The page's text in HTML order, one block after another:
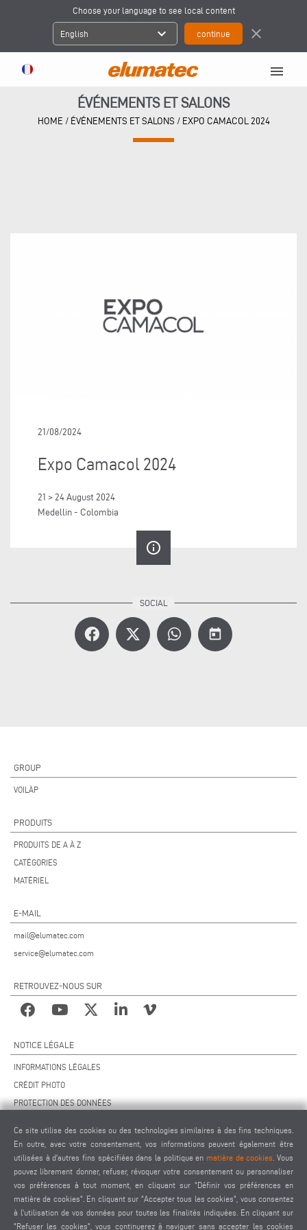
Choose your language to see local content
English expand_more close
menu
ÉVÉNEMENTS ET SALONS
HOME / ÉVÉNEMENTS ET SALONS / EXPO CAMACOL 2024
21/08/2024
Expo Camacol 2024
21 > 24 August 2024
Medellin - Colombia
info_outline
today
GROUP
VOILÀP
PRODUITS
PRODUITS DE A À Z
CATÉGORIES
MATÉRIEL
E-MAIL
mail@elumatec.com
service@elumatec.com
RETROUVEZ-NOUS SUR
NOTICE LÉGALE
INFORMATIONS LÉGALES
CRÉDIT PHOTO
PROTECTION DES DONNÉES
ACCORD DE TÉLÉMAINTENANCE
PARAMÈTRES DES COOKIES
CODE DE CONDUITE DES FOURNISSEURS
Ce site utilise des cookies ou des technologies similaires à des fins techniques.
En outre, avec votre consentement, vos informations peuvent également être
utilisées à d'autres fins spécifiées dans la politique en matière de cookies . Vous
pouvez librement donner, refuser, révoquer votre consentement ou personnaliser
vos préférences à tout moment, en cliquant sur "Définir vos préférences en
matière de cookies". En cliquant sur "Accepter tous les cookies", vous consentez
à l'utilisation de vos données pour toutes les finalités indiquées. En cliquant sur
"Refuser les cookies", vous continuerez à naviguer sans accepter les cookies